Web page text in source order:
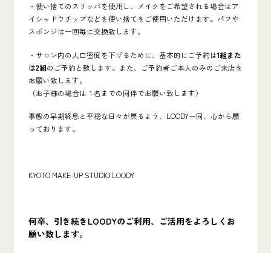
・使い捨てのスリッパを使用し、メイクをご希望される場合はア
イシャドウチップなどを使い捨てをご使用いただけます。パフや
スポンジは一回毎に交換致します。
・サロン内の人口密度を下げるために、基本的にご予約は1組また
は2組のご予約と致します。また、ご予約者ご本人のみのご来店を
お願い致します。
（お子様の場合は１名までの同伴でお願い致します）
事態の早期終息と平穏な日々が戻るよう、LOODY一同、心から願
っております。
KYOTO MAKE-UP STUDIO LOODY
何卒、引き続きLOODYのご利用、ご活用をよろしくお
願い致します。